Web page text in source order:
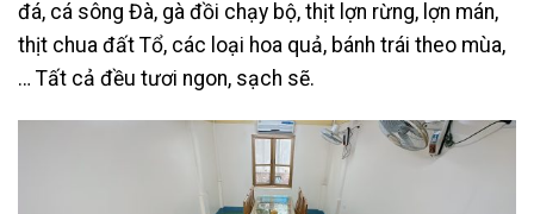
đá, cá sông Đà, gà đồi chạy bộ, thịt lợn rừng, lợn mán,
thịt chua đất Tổ, các loại hoa quả, bánh trái theo mùa,
… Tất cả đều tươi ngon, sạch sẽ.